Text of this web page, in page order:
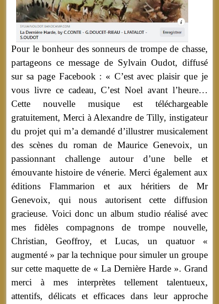
Pour le bonheur des sonneurs de trompe de chasse,
partageons ce message de Sylvain Oudot, diffusé
sur sa page Facebook : « C’est avec plaisir que je
vous livre ce cadeau, C’est Noel avant l’heure…
Cette nouvelle musique est téléchargeable
gratuitement, Merci à Alexandre de Tilly, instigateur
du projet qui m’a demandé d’illustrer musicalement
des scènes du roman de Maurice Genevoix, un
passionnant challenge autour d’une belle et
émouvante histoire de vénerie. Merci également aux
éditions Flammarion et aux héritiers de Mr
Genevoix, qui nous autorisent cette diffusion
gracieuse. Voici donc un album studio réalisé avec
mes fidèles compagnons de trompe nouvelle,
Christian, Geoffroy, et Lucas, un quatuor «
augmenté » par la technique pour simuler un groupe
sur cette maquette de « La Dernière Harde ». Grand
merci à mes interprètes tellement talentueux,
attentifs, délicats et efficaces dans leur approche